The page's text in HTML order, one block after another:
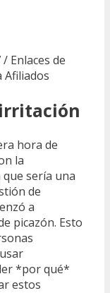
Enlaces de
Afiliados
hora de
la
sería una
de
a
picazón. Esto
*por qué*
estos